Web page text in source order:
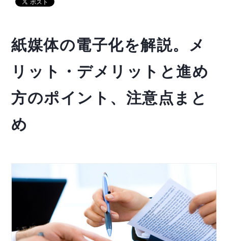
紙媒体の電子化を解説。メ
リット・デメリットと進め
方のポイント、注意点まと
め